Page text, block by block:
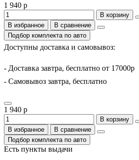
1 940 р
В корзину
В избранное
В сравнение
Подбор комплекта по авто
Доступны доставка и самовывоз:
- Доставка завтра, бесплатно от 17000р
- Самовывоз завтра, бесплатно
1 940 р
В корзину
В избранное
В сравнение
Подбор комплекта по авто
Есть пункты выдачи